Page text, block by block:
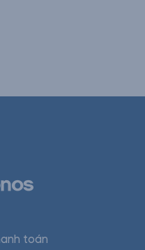
toán